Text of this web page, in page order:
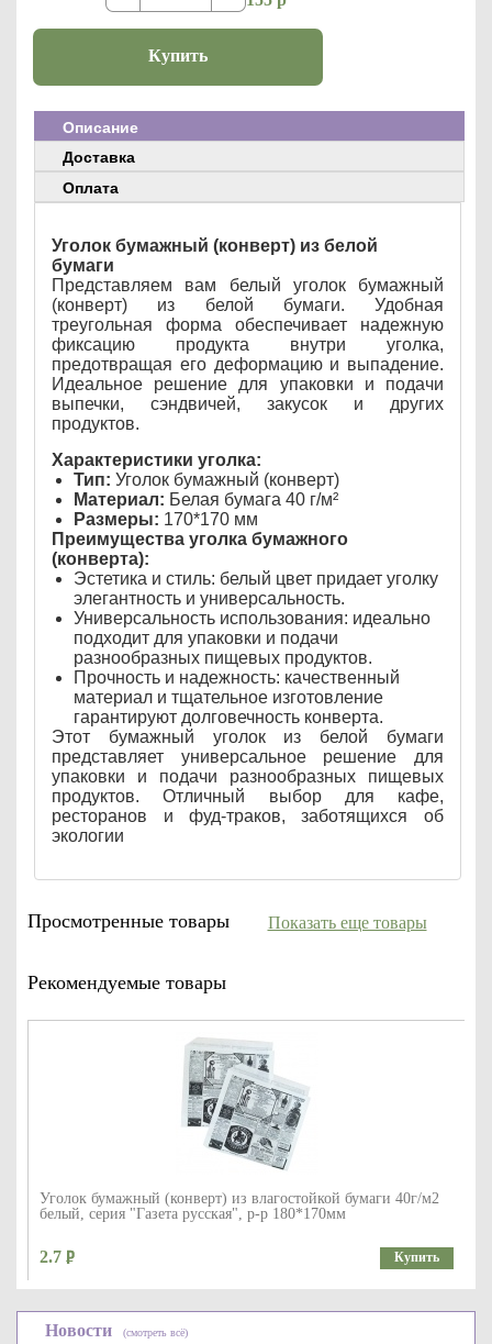
Купить
Описание
Доставка
Оплата
Уголок бумажный (конверт) из белой
бумаги
Представляем вам белый уголок бумажный
(конверт) из белой бумаги. Удобная
треугольная форма обеспечивает надежную
фиксацию продукта внутри уголка,
предотвращая его деформацию и выпадение.
Идеальное решение для упаковки и подачи
выпечки, сэндвичей, закусок и других
продуктов.
Характеристики уголка:
Тип: Уголок бумажный (конверт)
Материал: Белая бумага 40 г/м²
Размеры: 170*170 мм
Преимущества уголка бумажного
(конверта):
Эстетика и стиль: белый цвет придает уголку
элегантность и универсальность.
Универсальность использования: идеально
подходит для упаковки и подачи
разнообразных пищевых продуктов.
Прочность и надежность: качественный
материал и тщательное изготовление
гарантируют долговечность конверта.
Этот бумажный уголок из белой бумаги
представляет универсальное решение для
упаковки и подачи разнообразных пищевых
продуктов. Отличный выбор для кафе,
ресторанов и фуд-траков, заботящихся об
экологии
Просмотренные товары
Рекомендуемые товары
Уголок бумажный (конверт) из влагостойкой бумаги 40г/м2
белый, серия "Газета русская", р-р 180*170мм
2.7 Купить
Показать еще товары
Новости (смотреть всё)